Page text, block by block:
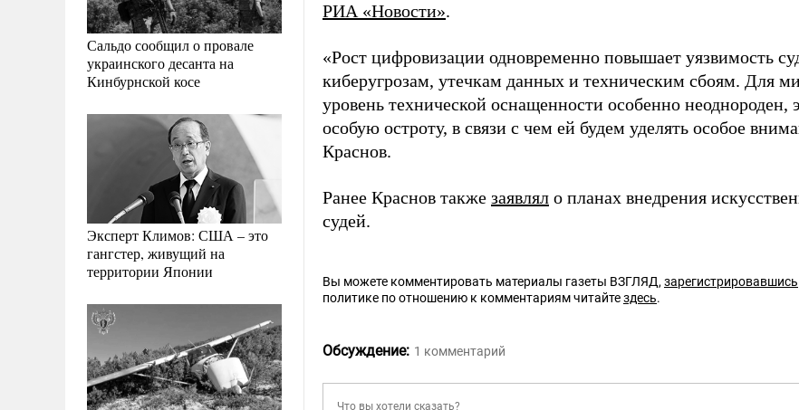
Сальдо сообщил о провале
украинского десанта на
Кинбурнской косе
Эксперт Климов: США – это
гангстер, живущий на
территории Японии
РИА «Новости».
«Рост цифровизации одновременно повышает уязвимость
киберугрозам, утечкам данных и техническим сбоям. Для
уровень технической оснащенности особенно неоднороден,
особую остроту, в связи с чем ей будем уделять особое
Краснов.
Ранее Краснов также заявлял о планах внедрения
судей.
Вы можете комментировать материалы газеты ВЗГЛЯД, зарегистрировавшись
политике по отношению к комментариям читайтездесь.
Обсуждение: 1 комментарий